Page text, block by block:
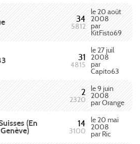
34
5812
le 20 août
2008
par
KitFisto69
31
4815
le 27 juil
2008
par
Capito63
2
2320
le 9 juin
2008
par Orange
(En 14
3100
le 20 mai
2008
par Ric